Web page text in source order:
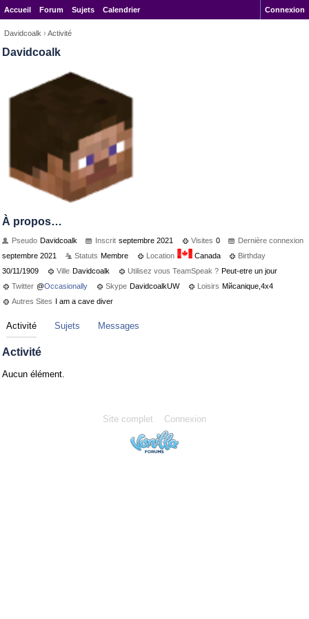
Accueil Forum Sujets Calendrier Connexion
Davidcoalk › Activité
Davidcoalk
À propos…
Pseudo Davidcoalk Inscrit septembre 2021 Visites 0
Dernière connexion
septembre 2021
Statuts Membre Location Canada
Birthday
30/11/1909
Ville Davidcoalk Utilisez vous TeamSpeak ? Peut-etre un jour
Twitter @Occasionally Skype DavidcoalkUW Loisirs Mйcanique,4x4
Autres Sites I am a cave diver
Activité Sujets Messages
Activité
Aucun élément.
Site complet Connexion